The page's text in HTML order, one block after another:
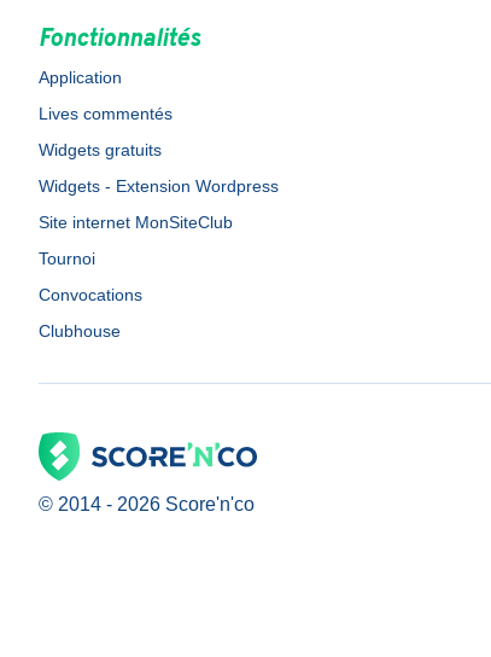
Fonctionnalités
Application
Lives commentés
Widgets gratuits
Widgets - Extension Wordpress
Site internet MonSiteClub
Tournoi
Convocations
Clubhouse
© 2014 - 2026 Score'n'co